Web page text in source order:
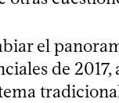
el
de